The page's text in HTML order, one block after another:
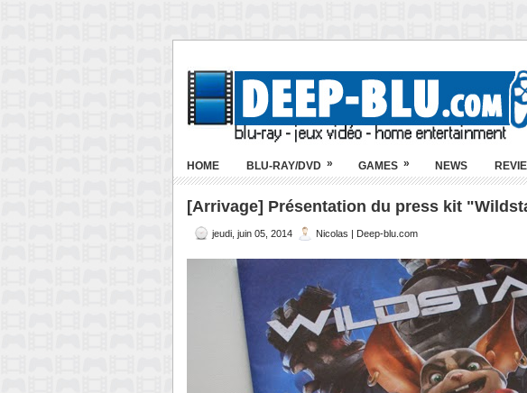
HOME BLU-RAY/DVD » GAMES » NEWS
[Arrivage] Présentation du press kit
jeudi, juin 05, 2014 Nicolas | Deep-blu.com